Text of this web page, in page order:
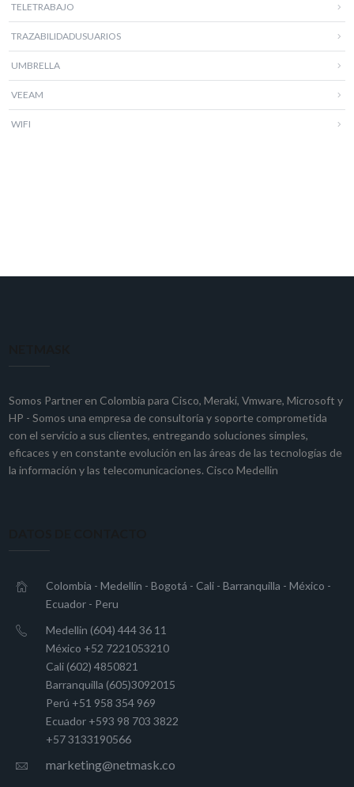
TELETRABAJO
TRAZABILIDADUSUARIOS
UMBRELLA
VEEAM
WIFI
Somos Partner en Colombia para Cisco,Meraki,Vmware,Microsoft y
HP - Somos una empresa de consultoría y soporte comprometida
con el servicio a sus clientes, entregando soluciones simples,
eficaces y en constante evolución en las áreas de las tecnologías de
la información y las telecomunicaciones. Cisco Medellin
Colombia - Medellín - Bogotá - Cali - Barranquilla - México -
Ecuador - Peru
Medellin (604) 444 36 11
México +52 7221053210
Cali (602) 4850821
Barranquilla (605)3092015
Perú +51 958 354 969
Ecuador +593 98 703 3822
+57 3133190566
marketing@netmask.co